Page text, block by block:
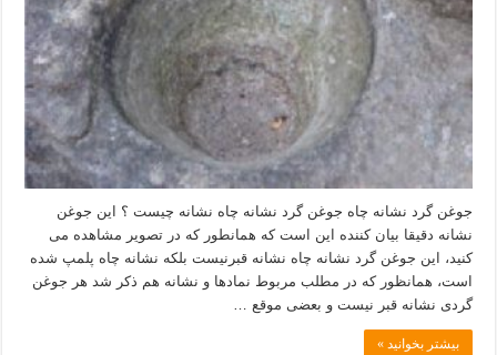
جوغن گرد نشانه چاه جوغن گرد نشانه چاه نشانه چیست ؟ این جوغن
نشانه دقیقا بیان کننده این است که همانطور که در تصویر مشاهده می
کنید، این جوغن گرد نشانه چاه نشانه قبرنیست بلکه نشانه چاه پلمپ شده
است، همانظور که در مطلب مربوط نمادها و نشانه هم ذکر شد هر جوغن
گردی نشانه قبر نیست و بعضی موقع …
بیشتر بخوانید »